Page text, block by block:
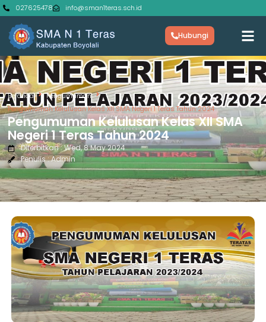
027625478 info@sman1teras.sch.id
Hubungi
Beranda
Pengumuman
Pengumuman Kelulusan Kelas XII SMA Negeri 1 Teras Tahun 2024
Pengumuman Kelulusan Kelas XII SMA
Negeri 1 Teras Tahun 2024
Diterbitkan : Wed, 8 May 2024
Penulis : Admin